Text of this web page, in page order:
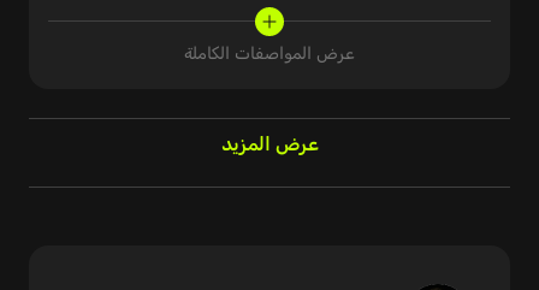
عرض المواصفات الكاملة
عرض المزيد